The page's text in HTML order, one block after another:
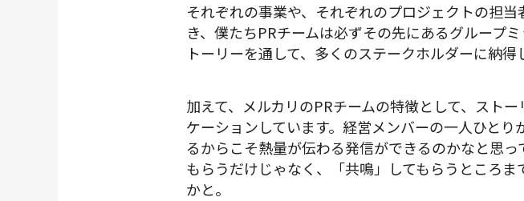
それぞれの事業や、それぞれのプロジェクトの担
き、僕たちPRチームは必ずその先にあるグループ
トーリーを通して、多くのステークホルダーに納得
加えて、メルカリのPRチームの特徴として、スト
ケーションしています。経営メンバーの一人ひと
るからこそ熱量が伝わる発信ができるのかなと思
もらうだけじゃなく、「共鳴」してもらうところ
かと。